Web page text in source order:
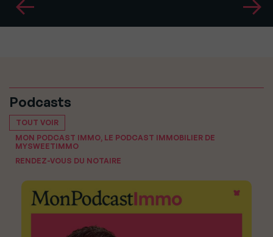
Podcasts
TOUT VOIR
MON PODCAST IMMO, LE PODCAST IMMOBILIER DE
MYSWEETIMMO
RENDEZ-VOUS DU NOTAIRE